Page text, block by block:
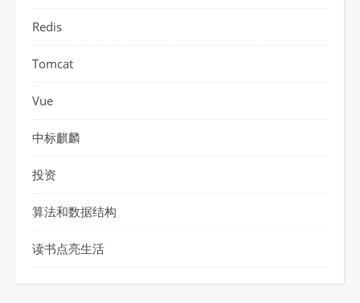
Redis
Tomcat
Vue
中标麒麟
投资
算法和数据结构
读书点亮生活